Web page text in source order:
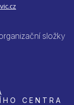
složky
CENTRA